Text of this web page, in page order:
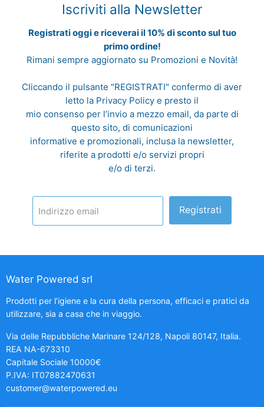
Iscriviti alla Newsletter
Registrati oggi e riceverai il 10% di sconto sul tuo
primo ordine!
Rimani sempre aggiornato su Promozioni e Novità!
Cliccando il pulsante "REGISTRATI" confermo di aver
letto la Privacy Policy e presto il
mio consenso per l’invio a mezzo email, da parte di
questo sito, di comunicazioni
informative e promozionali, inclusa la newsletter,
riferite a prodotti e/o servizi propri
e/o di terzi.
Indirizzo email Registrati
Water Powered srl
Prodotti per l’igiene e la cura della persona, efficaci e pratici da
utilizzare, sia a casa che in viaggio.
Via delle Repubbliche Marinare 124/128, Napoli 80147, Italia.
REA NA-673310
Capitale Sociale 10000€
P.IVA: IT07882470631
customer@waterpowered.eu